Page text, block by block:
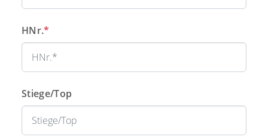
HNr.*
Stiege/Top